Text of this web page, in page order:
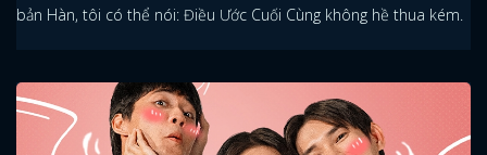
bản Hàn, tôi có thể nói: Điều Ước Cuối Cùng không hề thua kém.